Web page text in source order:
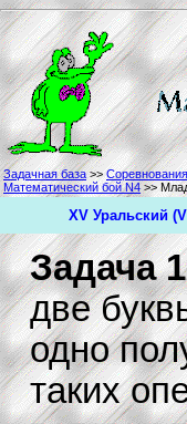
Задачная база>>
Математический бой N4>>
XV Уральский
Задача
две
одно
таких